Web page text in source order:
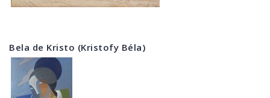
Bela de Kristo (Kristofy Béla)